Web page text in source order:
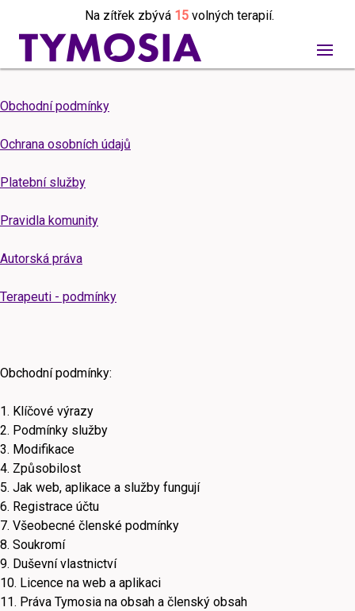
Na zítřek zbývá 15volných terapií.
Obchodní podmínky
Ochrana osobních údajů
Platební služby
Pravidla komunity
Autorská práva
Terapeuti - podmínky
Obchodní podmínky:
1. Klíčové výrazy
2. Podmínky služby
3. Modifikace
4. Způsobilost
5. Jak web, aplikace a služby fungují
6. Registrace účtu
7. Všeobecné členské podmínky
8. Soukromí
9. Duševní vlastnictví
10. Licence na web a aplikaci
11. Práva Tymosia na obsah a členský obsah